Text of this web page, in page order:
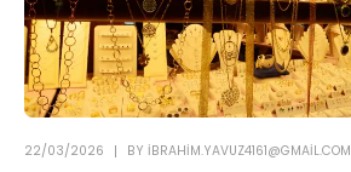
22/03/2026 BY IBRAHIM.YAVUZ4161@GMAIL.COM